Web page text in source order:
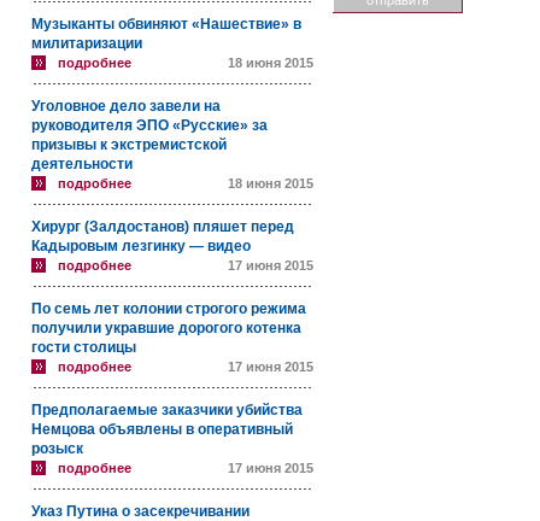
Музыканты обвиняют «Нашествие» в
милитаризации
подробнее 18 июня 2015
Уголовное дело завели на
руководителя ЭПО «Русские» за
призывы к экстремистской
деятельности
подробнее 18 июня 2015
Хирург (Залдостанов) пляшет перед
Кадыровым лезгинку — видео
подробнее 17 июня 2015
По семь лет колонии строгого режима
получили укравшие дорогого котенка
гости столицы
подробнее 17 июня 2015
Предполагаемые заказчики убийства
Немцова объявлены в оперативный
розыск
подробнее 17 июня 2015
Указ Путина о засекречивании